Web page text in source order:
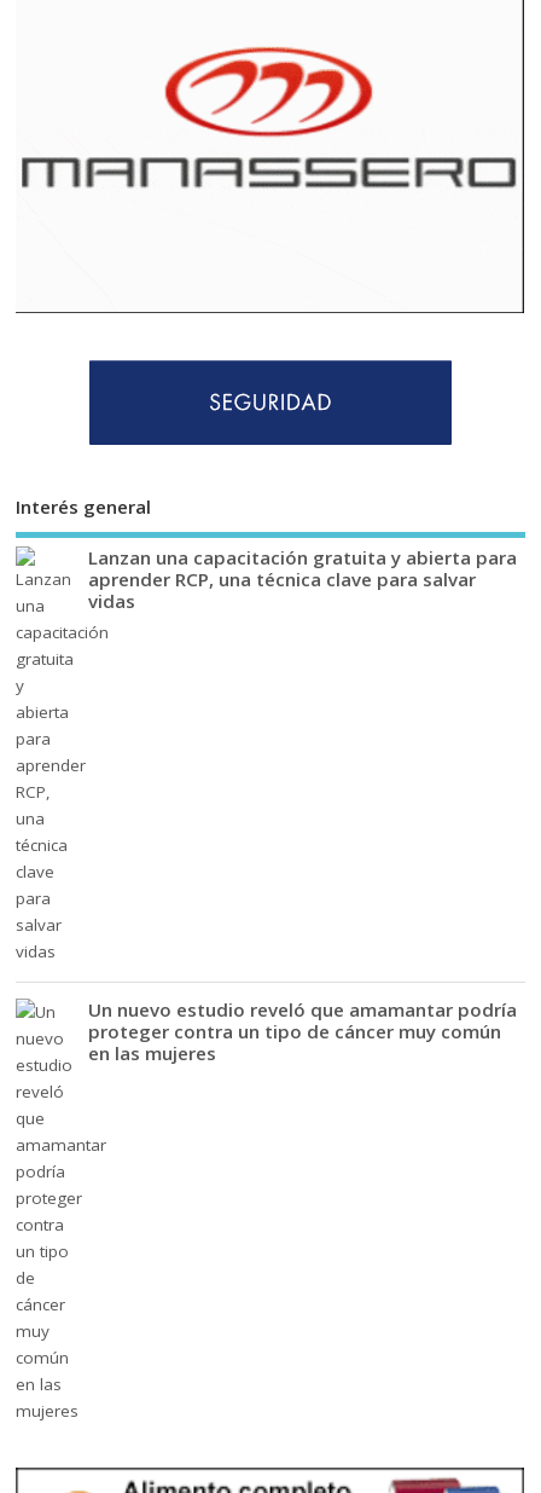
Interés general
Lanzan una capacitación gratuita y abierta para
aprender RCP, una técnica clave para salvar
vidas
Un nuevo estudio reveló que amamantar podría
proteger contra un tipo de cáncer muy común
en las mujeres